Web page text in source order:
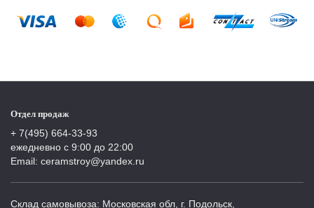
Отдел продаж
+ 7(495) 664-33-93
ежедневно с 9:00 до 22:00
Email: ceramstroy@yandex.ru
Склад самовывоза: Московская обл, г. Подольск,